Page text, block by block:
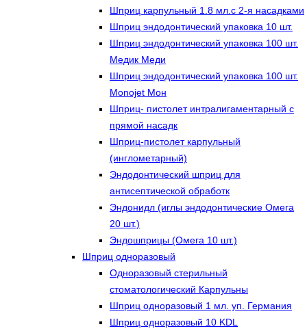
Шприц карпульный 1.8 мл.с 2-я насадками
Шприц эндодонтический упаковка 10 шт.
Шприц эндодонтический упаковка 100 шт.
Медик Меди
Шприц эндодонтический упаковка 100 шт.
Monojet Мон
Шприц- пистолет интралигаментарный с
прямой насадк
Шприц-пистолет карпульный
(инглометарный)
Эндодонтический шприц для
антисептической обработк
Эндонидл (иглы эндодонтические Омега
20 шт.)
Эндошприцы (Омега 10 шт.)
Шприц одноразовый
Одноразовый стерильный
стоматологический Карпульны
Шприц одноразовый 1 мл. уп. Германия
Шприц одноразовый 10 KDL